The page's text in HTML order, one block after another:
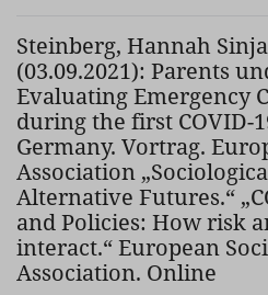
Steinberg, Hannah
(03.09.2021): Parents
Evaluating Emergency
during the first COVID-
Germany. Vortrag.
Association
Alternative Futures.“
and Policies: How risk
interact.“ European
Association. Online